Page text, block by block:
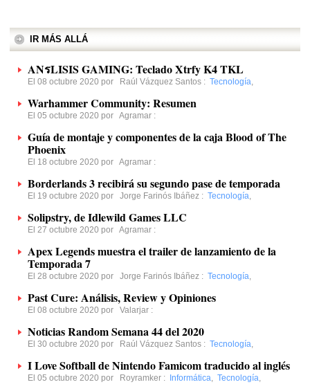
IR MÁS ALLÁ
ANรLISIS GAMING: Teclado Xtrfy K4 TKL
El 08 octubre 2020 por Raúl Vázquez Santos : Tecnología,
Warhammer Community: Resumen
El 05 octubre 2020 por Agramar :
Guía de montaje y componentes de la caja Blood of The
Phoenix
El 18 octubre 2020 por Agramar :
Borderlands 3 recibirá su segundo pase de temporada
El 19 octubre 2020 por Jorge Farinós Ibáñez : Tecnología,
Solipstry, de Idlewild Games LLC
El 27 octubre 2020 por Agramar :
Apex Legends muestra el trailer de lanzamiento de la
Temporada 7
El 28 octubre 2020 por Jorge Farinós Ibáñez : Tecnología,
Past Cure: Análisis, Review y Opiniones
El 08 octubre 2020 por Valarjar :
Noticias Random Semana 44 del 2020
El 30 octubre 2020 por Raúl Vázquez Santos : Tecnología,
I Love Softball de Nintendo Famicom traducido al inglés
El 05 octubre 2020 por Royramker : Informática, Tecnología,